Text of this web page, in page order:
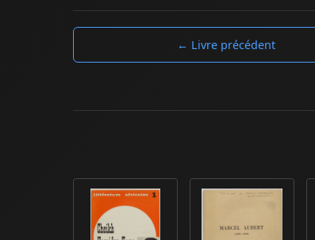
← Livre précédent